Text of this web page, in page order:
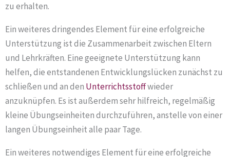
zu erhalten.
Ein weiteres dringendes Element für eine erfolgreiche
Unterstützung ist die Zusammenarbeit zwischen Eltern
und Lehrkräften. Eine geeignete Unterstützung kann
helfen, die entstandenen Entwicklungslücken zunächst zu
schließen und an den Unterrichtsstoffwieder
anzuknüpfen. Es ist außerdem sehr hilfreich, regelmäßig
kleine Übungseinheiten durchzuführen, anstelle von einer
langen Übungseinheit alle paar Tage.
Ein weiteres notwendiges Element für eine erfolgreiche